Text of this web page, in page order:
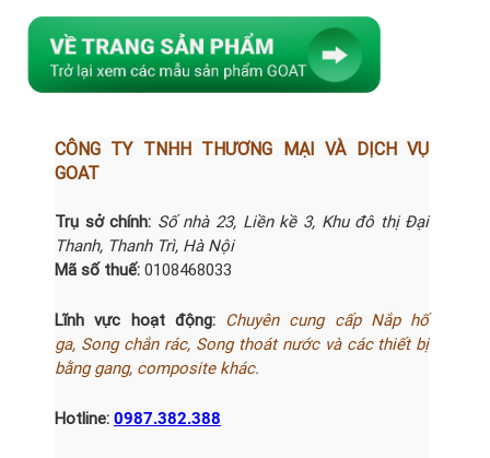
CÔNG TY TNHH THƯƠNG MẠI VÀ DỊCH VỤ
GOAT
Trụ sở chính: Số nhà 23, Liền kề 3, Khu đô thị Đại
Thanh, Thanh Trì, Hà Nội
Mã số thuế: 0108468033
Lĩnh vực hoạt động: Chuyên cung cấp Nắp hố
ga, Song chắnrác, Song thoát nước và các thiết bị
bằng gang, composite khác.
Hotline: 0987.382.388